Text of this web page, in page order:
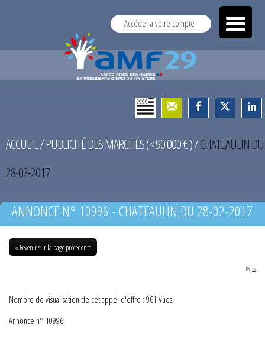
Accéder à votre compte
ACCUEIL/PUBLICITÉ DES MARCHÉS (< 90 000 € )/CHATEAULIN DU
28-02-2017
ANNONCE N° 10996 - CHATEAULIN DU 28-02-2017
« Revenir sur la page précédente
PDF
Nombre de visualisation de cet appel d'offre : 961 Vues
Annonce n° 10996